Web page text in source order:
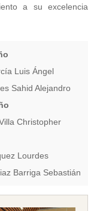
a su excelencia
Luis Ángel
Sahid Alejandro
Christopher
Lourdes
Barriga Sebastián